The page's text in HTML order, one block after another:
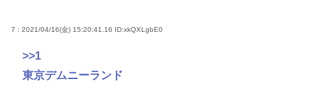
7 : 2021/04/16(金) 15:20:41.16 ID:xkQXLgbE0
>>1
東京デムニーランド